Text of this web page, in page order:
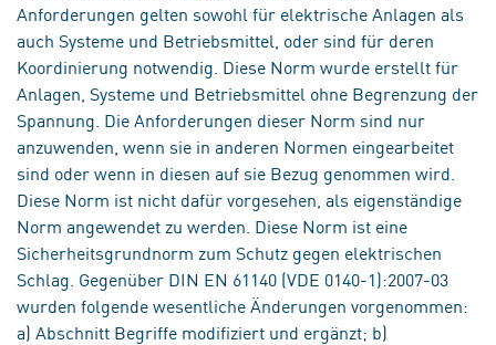
Anforderungen gelten sowohl für elektrische Anlagen als
auch Systeme und Betriebsmittel, oder sind für deren
Koordinierung notwendig. Diese Norm wurde erstellt für
Anlagen, Systeme und Betriebsmittel ohne Begrenzung der
Spannung. Die Anforderungen dieser Norm sind nur
anzuwenden, wenn sie in anderen Normen eingearbeitet
sind oder wenn in diesen auf sie Bezug genommen wird.
Diese Norm ist nicht dafür vorgesehen, als eigenständige
Norm angewendet zu werden. Diese Norm ist eine
Sicherheitsgrundnorm zum Schutz gegen elektrischen
Schlag. Gegenüber DIN EN 61140 (VDE 0140-1):2007-03
wurden folgende wesentliche Änderungen vorgenommen:
a) Abschnitt Begriffe modifiziert und ergänzt; b)